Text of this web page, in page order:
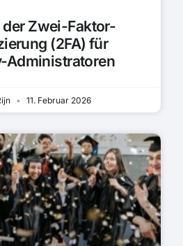
Zwei-Faktor-
(2FA) für
Administratoren
11. Februar 2026